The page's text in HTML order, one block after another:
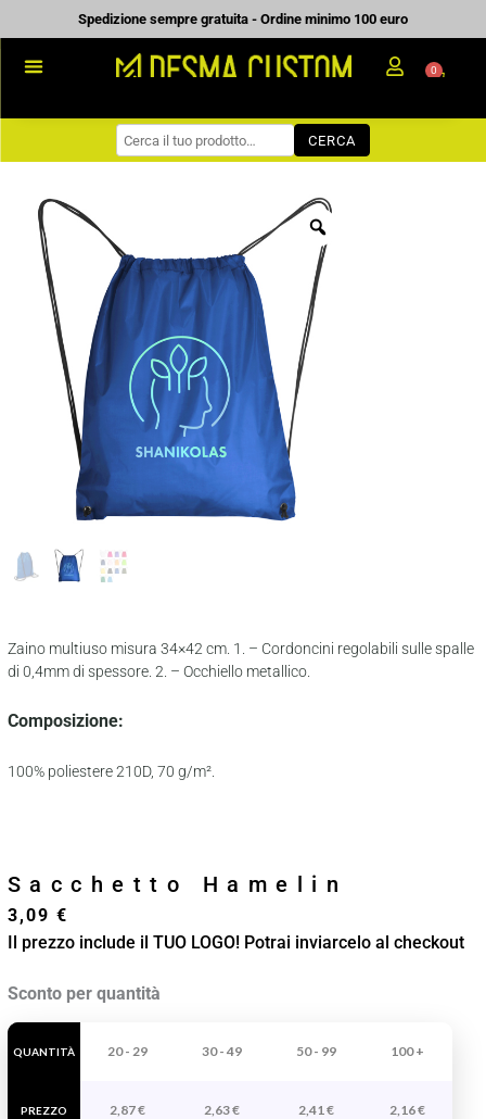
al
contenuto
Spedizione sempre gratuita - Ordine minimo 100 euro
WORKWEAR
PREVENTIVI
CHI SIAMO
BLOG
CONTATTI
0
CERCA
Zaino multiuso misura 34×42 cm. 1. – Cordoncini regolabili sulle spalle
di 0,4mm di spessore. 2. – Occhiello metallico.
Composizione:
100% poliestere 210D, 70 g/m².
Sacchetto Hamelin
3,09 €
Il prezzo include il TUO LOGO! Potrai inviarcelo al checkout
Sconto per quantità
QUANTITÀ
PREZZO
20 - 29 30 - 49 50 - 99 100 +
2,87€ 2,63€ 2,41 € 2,16€
Sacchetto
Hamelin
quantità